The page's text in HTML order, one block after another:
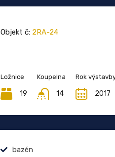
Objekt č: 2RA-24
Ložnice
19
Koupelna
14
Rok
2017
bazén